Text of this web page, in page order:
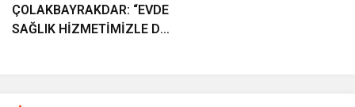
ÇOLAKBAYRAKDAR: “EVDE
SAĞLIK HİZMETİMİZLE DE